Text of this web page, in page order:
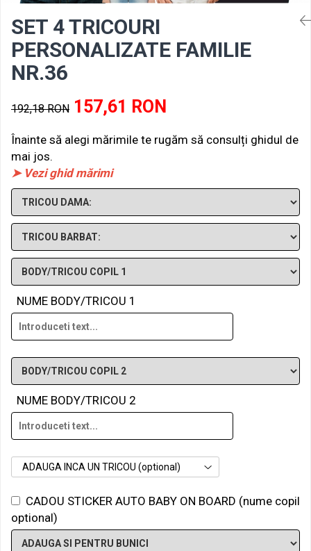
SET 4 TRICOURI
PERSONALIZATE FAMILIE
NR.36
192,18 RON 157,61 RON
Înainte să alegi mărimile te rugăm să consulți ghidul de
mai jos.
➤ Vezi ghid mărimi
NUME BODY/TRICOU 1
NUME BODY/TRICOU 2
ADAUGA INCA UN TRICOU (optional)
CADOU STICKER AUTO BABY ON BOARD (nume copil
optional)